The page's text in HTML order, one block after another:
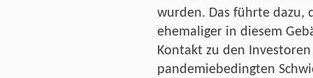
wurden. Das führte dazu,
ehemaliger in diesem
Kontakt zu den
pandemiebedingten